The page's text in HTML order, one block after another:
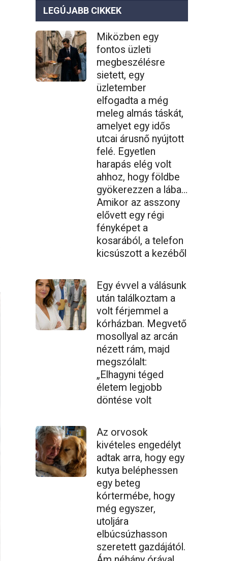
LEGÚJABB CIKKEK
Miközben egy
fontos üzleti
megbeszélésre
sietett, egy
üzletember
elfogadta a még
meleg almás táskát,
amelyet egy idős
utcai árusnő nyújtott
felé. Egyetlen
harapás elég volt
ahhoz, hogy földbe
gyökerezzen a lába…
Amikor az asszony
elővett egy régi
fényképet a
kosarából, a telefon
kicsúszott a kezéből
Egy évvel a válásunk
után találkoztam a
volt férjemmel a
kórházban. Megvető
mosollyal az arcán
nézett rám, majd
megszólalt:
„Elhagyni téged
életem legjobb
döntése volt
Az orvosok
kivételes engedélyt
adtak arra, hogy egy
kutya beléphessen
egy beteg
kórtermébe, hogy
még egyszer,
utoljára
elbúcsúzhasson
szeretett gazdájától.